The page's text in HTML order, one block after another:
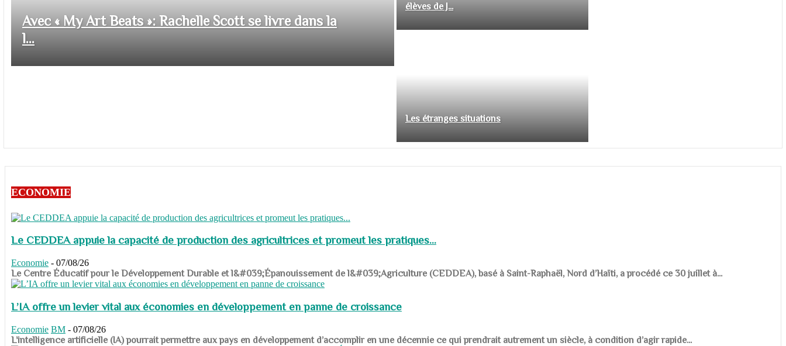
Avec « My Art Beats »: Rachelle Scott se livre dans la
l...
élèves de J...
Les étranges situations
ECONOMIE
Le CEDDEA appuie la capacité de production des agricultrices et promeut les pratiques...
Economie - 07/08/26
​​​​​​​Le Centre Éducatif pour le Développement Durable et l&#039;Épanouissement de l&#039;Agriculture (CEDDEA), basé à Saint-Raphaël, Nord d’Haïti, a procédé ce 30 juillet à...
L’IA offre un levier vital aux économies en développement en panne de croissance
Economie BM - 07/08/26
​​​​​​​L’intelligence artificielle (IA) pourrait permettre aux pays en développement d’accomplir en une décennie ce qui prendrait autrement un siècle, à condition d’agir rapide...